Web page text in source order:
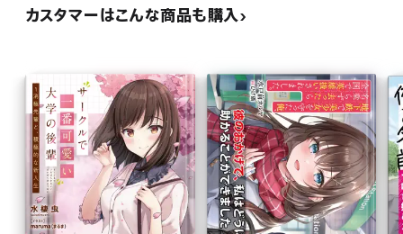
カスタマーはこんな商品も購入